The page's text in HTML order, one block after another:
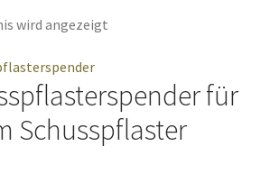
wird angezeigt
für
Schusspflaster